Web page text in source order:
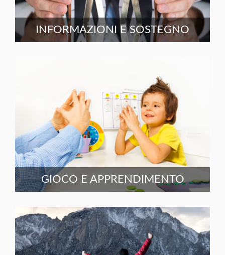
INFORMAZIONI E SOSTEGNO
GIOCO E APPRENDIMENTO